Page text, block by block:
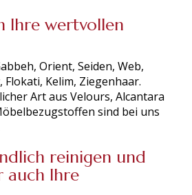
Ihre wertvollen
Orient, Seiden, Web,
Flokati, Kelim, Ziegenhaar.
Art aus Velours, Alcantara
sind bei uns
reinigen und
auch Ihre